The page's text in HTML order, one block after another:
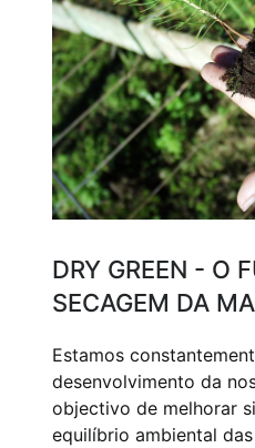
DRY GREEN - O
SECAGEM DA
Estamos
desenvolvimento da
objectivo de melhorar
equilíbrio ambiental